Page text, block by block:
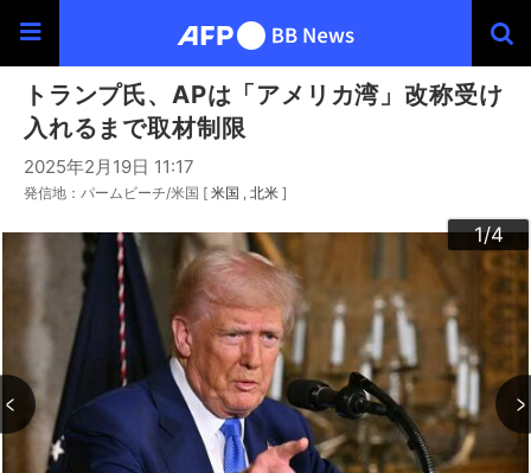
トランプ氏、APは「アメリカ湾」改称受け
入れるまで取材制限
2025年2月19日 11:17
発信地：パームビーチ/米国 [ 米国 北米 ]
1/4
2/4
3/4
4/4